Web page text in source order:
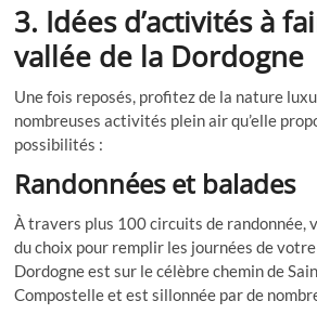
3. Idées d’activités à
vallée de la Dordogne
Une fois reposés, profitez de la nature
nombreuses activités plein air qu’elle
possibilités :
Randonnées et balades
À travers plus 100 circuits de randonnée,
du choix pour remplir les journées de
Dordogne est sur le célèbre chemin de
Compostelle et est sillonnée par de